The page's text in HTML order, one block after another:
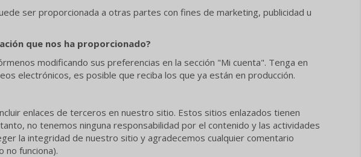
ser proporcionada a otras partes con fines de marketing, publicidad u
que nos ha proporcionado?
modificando sus preferencias en la sección "Mi cuenta". Tenga en
electrónicos, es posible que reciba los que ya están en producción.
enlaces de terceros en nuestro sitio. Estos sitios enlazados tienen
no tenemos ninguna responsabilidad por el contenido y las actividades
la integridad de nuestro sitio y agradecemos cualquier comentario
no funciona).